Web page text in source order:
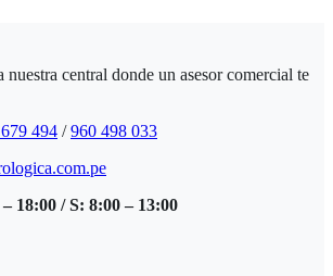
nuestra central donde un asesor comercial te
494 /960 498 033
18:00 / S: 8:00 – 13:00